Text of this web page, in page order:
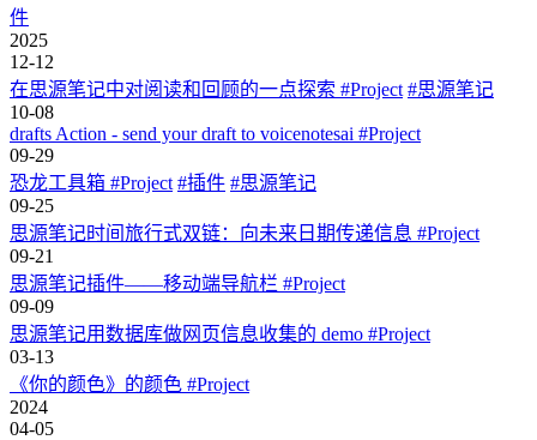
件
2025
12-12
在思源笔记中对阅读和回顾的一点探索 #Project #思源笔记
10-08
drafts Action - send your draft to voicenotesai #Project
09-29
恐龙工具箱 #Project #插件 #思源笔记
09-25
思源笔记时间旅行式双链：向未来日期传递信息 #Project
09-21
思源笔记插件——移动端导航栏 #Project
09-09
思源笔记用数据库做网页信息收集的 demo #Project
03-13
《你的颜色》的颜色 #Project
2024
04-05